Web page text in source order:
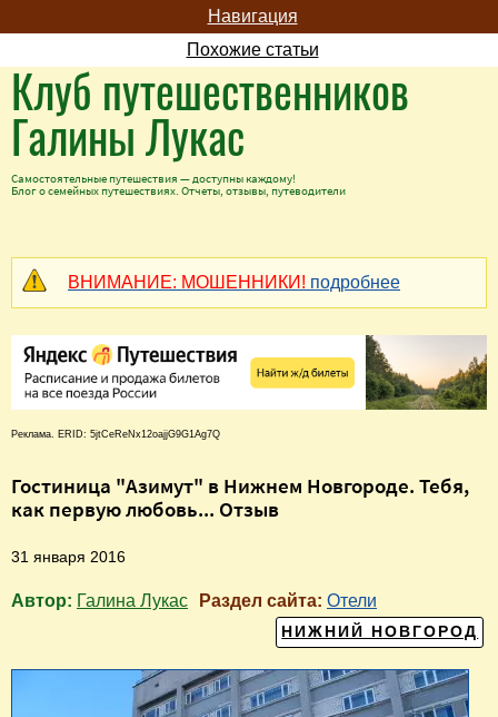
Навигация
Похожие статьи
Клуб путешественников
Галины Лукас
Самостоятельные путешествия — доступны каждому!
Блог о семейных путешествиях. Отчеты, отзывы, путеводители
ВНИМАНИЕ: МОШЕННИКИ! подробнее
Реклама. ERID: 5jtCeReNx12oajjG9G1Ag7Q
Гостиница "Азимут" в Нижнем Новгороде. Тебя,
как первую любовь... Отзыв
31 января 2016
Автор: Галина Лукас Раздел сайта: Отели
НИЖНИЙ НОВГОРОД